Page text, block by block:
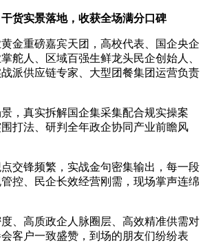
货实景落地，收获全场满分口碑
金重磅嘉宾天团，高校代表、国企央企
舵人、区域百强生鲜龙头民企创始人、
派供应链专家、大型团餐集团运营负责
，真实拆解国企集采集配合规实操案
打法、研判全年政企协同产业前瞻风
交锋频繁，实战金句密集输出，每一段
控、民企长效经营刚需，现场掌声连绵
、高质政企人脉圈层、高效精准供需对
客户一致盛赞，到场的朋友们纷纷表